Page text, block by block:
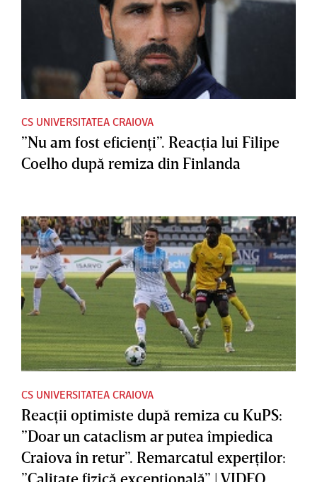
CS UNIVERSITATEA CRAIOVA
”Nu am fost eficienţi”. Reacţia lui Filipe
Coelho după remiza din Finlanda
CS UNIVERSITATEA CRAIOVA
Reacţii optimiste după remiza cu KuPS:
”Doar un cataclism ar putea împiedica
Craiova în retur”. Remarcatul experţilor:
”Calitate fizică excepţională” | VIDEO